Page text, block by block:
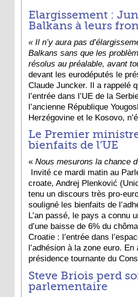
Elargissement :
Balkans à leurs
« Il n’y aura pas
Balkans sans que les
résolus au préalable, avant
devant les eurodéputés le
Claude Juncker. Il a rappelé
l’entrée dans l’UE de la
l’ancienne République
Herzégovine et le Kosovo,
Le Premier
bienfaits de l’UE
« Nous mesurons la chance
Invité ce mardi matin au
croate, Andrej Plenković
tenu un discours très pro-
souligné les bienfaits de
L’an passé, le pays a connu
d’une baisse de 6% du
Croatie : l’entrée dans
l’adhésion à la zone euro.
présidence tournante du
Steve Briois perd
parlementaire